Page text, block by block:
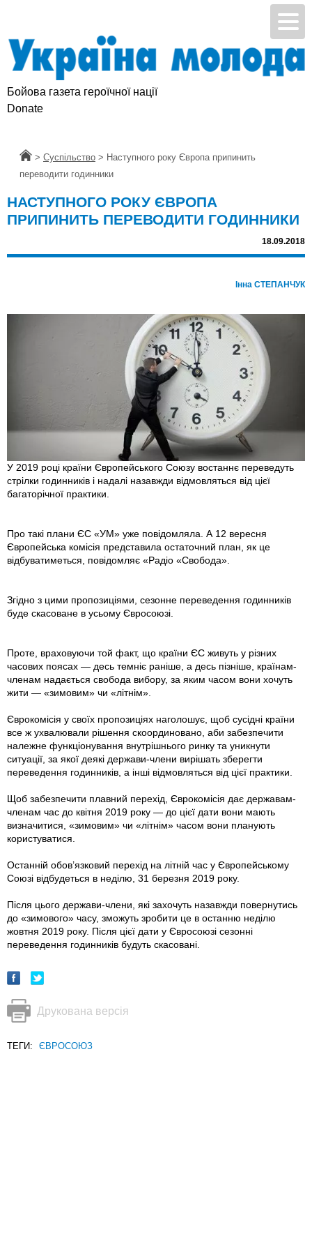
Бойова газета героїчної нації
Donate
Головна
> Суспільство > Наступного року Європа припинить
переводити годинники
НАСТУПНОГО РОКУ ЄВРОПА
ПРИПИНИТЬ ПЕРЕВОДИТИ ГОДИННИКИ
18.09.2018
Інна СТЕПАНЧУК
У 2019 році країни Європейського Союзу востаннє переведуть
стрілки годинників і надалі назавжди відмовляться від цієї
багаторічної практики.
Про такі плани ЄС «УМ» уже повідомляла. А 12 вересня
Європейська комісія представила остаточний план, як це
відбуватиметься, повідомляє «Радіо «Свобода».
Згідно з цими пропозиціями, сезонне переведення годинників
буде скасоване в усьому Євросоюзі.
Проте, враховуючи той факт, що країни ЄС живуть у різних
часових поясах — десь темніє раніше, а десь пізніше, країнам-
членам надається свобода вибору, за яким часом вони хочуть
жити — «зимовим» чи «літнім».
Єврокомісія у своїх пропозиціях наголошує, щоб сусідні країни
все ж ухвалювали рішення скоординовано, аби забезпечити
належне функціонування внутрішнього ринку та уникнути
ситуації, за якої деякі держави-члени вирішать зберегти
переведення годинників, а інші відмовляться від цієї практики.
Щоб забезпечити плавний перехід, Єврокомісія дає державам-
членам час до квітня 2019 року — до цієї дати вони мають
визначитися, «зимовим» чи «літнім» часом вони планують
користуватися.
Останній обов’язковий перехід на літній час у Європейському
Союзі відбудеться в неділю, 31 березня 2019 року.
Після цього держави-члени, які захочуть назавжди повернутись
до «зимового» часу, зможуть зробити це в останню неділю
жовтня 2019 року. Після цієї дати у Євросоюзі сезонні
переведення годинників будуть скасовані.
Друкована версія
ТЕГИ: ЄВРОСОЮЗ